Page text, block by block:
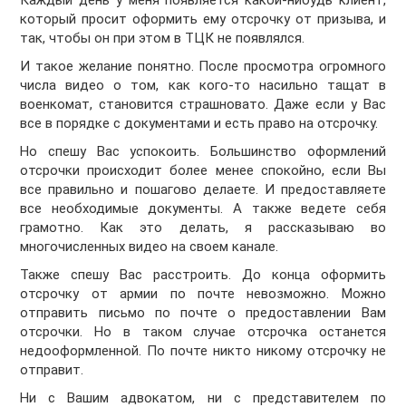
который просит оформить ему отсрочку от призыва, и
так, чтобы он при этом в ТЦК не появлялся.
И такое желание понятно. После просмотра огромного
числа видео о том, как кого-то насильно тащат в
военкомат, становится страшновато. Даже если у Вас
все в порядке с документами и есть право на отсрочку.
Но спешу Вас успокоить. Большинство оформлений
отсрочки происходит более менее спокойно, если Вы
все правильно и пошагово делаете. И предоставляете
все необходимые документы. А также ведете себя
грамотно. Как это делать, я рассказываю во
многочисленных видео на своем канале.
Также спешу Вас расстроить. До конца оформить
отсрочку от армии по почте невозможно. Можно
отправить письмо по почте о предоставлении Вам
отсрочки. Но в таком случае отсрочка останется
недооформленной. По почте никто никому отсрочку не
отправит.
Ни с Вашим адвокатом, ни с представителем по